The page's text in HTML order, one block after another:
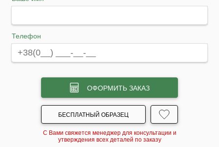
Телефон
ОФОРМИТЬ ЗАКАЗ
БЕСПЛАТНЫЙ ОБРАЗЕЦ
С Вами свяжется менеджер для консультации и
утверждения всех деталей по заказу